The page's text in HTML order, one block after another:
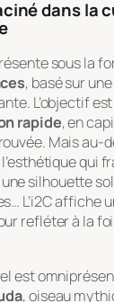
dans la
sous la
, basé sur
L’objectif
rapide, en
Mais au-
qui
une silhouette
L’i2C affiche
refléter à la
est
, oiseau